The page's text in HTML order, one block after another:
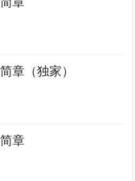
章（独家）
章